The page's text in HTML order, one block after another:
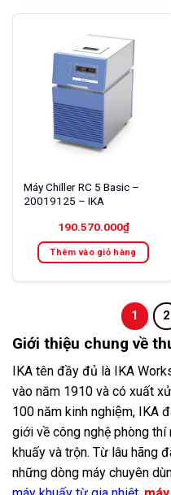
Máy Chiller RC 5 Basic –
20019125 – IKA
190.570.000₫
Thêm vào giỏ hàng
1 2
Giới thiệu chung về
IKA tên đầy đủ là IKA
vào năm 1910 và có xuất
100 năm kinh nghiệm, IKA
giới về công nghệ phòng thí
khuấy và trộn. Từ lâu hãng
những dòng máy chuyên